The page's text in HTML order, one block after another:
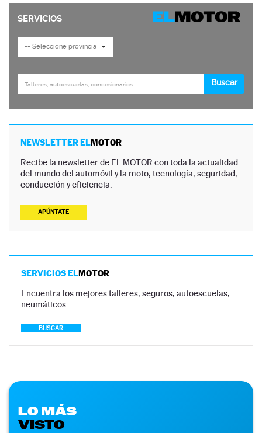
NEWSLETTER ELMOTOR
Recibe la newsletter de EL MOTOR con toda la actualidad
del mundo del automóvil y la moto, tecnología, seguridad,
conducción y eficiencia.
APÚNTATE
SERVICIOS ELMOTOR
Encuentra los mejores talleres, seguros, autoescuelas,
neumáticos…
BUSCAR
LO MÁS
VISTO